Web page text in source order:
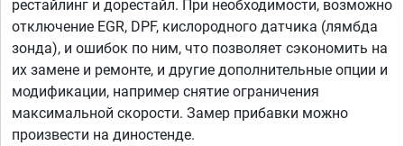
рестайлинг и дорестайл. При необходимости, возможно
отключение EGR, DPF, кислородного датчика (лямбда
зонда), и ошибок по ним, что позволяет сэкономить на
их замене и ремонте, и другие дополнительные опции и
модификации, например снятие ограничения
максимальной скорости. Замер прибавки можно
произвести на диностенде.